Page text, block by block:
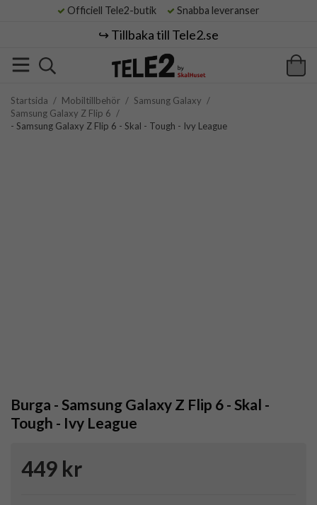
Officiell Tele2-butik Snabba leveranser
↪️ Tillbaka till Tele2.se
Startsida / Mobiltillbehör / Samsung Galaxy /
Samsung Galaxy Z Flip 6 /
- Samsung Galaxy Z Flip 6 - Skal - Tough - Ivy League
Burga - Samsung Galaxy Z Flip 6 - Skal -
Tough - Ivy League
449 kr